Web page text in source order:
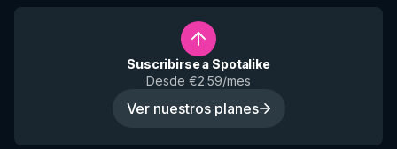
Suscribirse a Spotalike
Desde €2.59/mes
Ver nuestros planes